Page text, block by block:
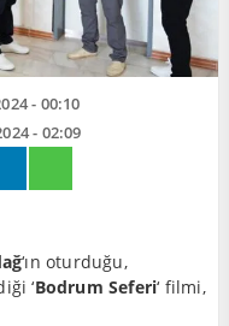
- 00:10
- 02:09
‘ın oturduğu,
‘Bodrum Seferi‘ filmi,